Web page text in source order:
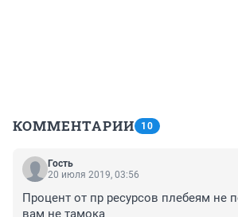
КОММЕНТАРИИ 10
Гость
20 июля 2019, 03:56
Процент от пр ресурсов плебеям не
вам не тамока